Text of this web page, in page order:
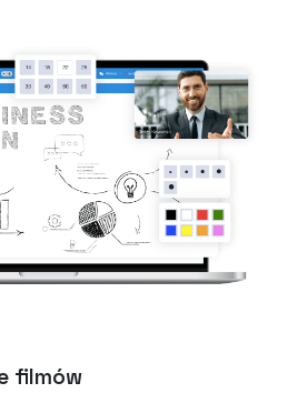
filmów